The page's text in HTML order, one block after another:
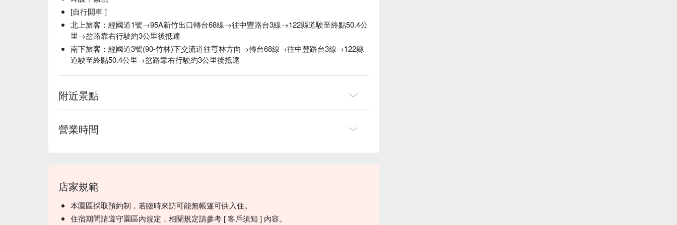
✦ 活動亮點｜點燃篝火，讓跳躍的火光映照夜色，舉杯小米酒，品味自然間的純粹與溫度
[自行開車 ]
北上旅客：經國道1號→95A新竹出口轉台68線→往中豐路台3線→122縣道駛至終點50.4公
里→岔路靠右行駛約3公里後抵達
南下旅客：經國道3號(90-竹林)下交流道往芎林方向→轉台68線→往中豐路台3線→122縣
道駛至終點50.4公里→岔路靠右行駛約3公里後抵達
附近景點
營業時間
店家規範
本園區採取預約制，若臨時來訪可能無帳篷可供入住。
住宿期間請遵守園區內規定，相關規定請參考 [ 客戶須知 ] 內容。